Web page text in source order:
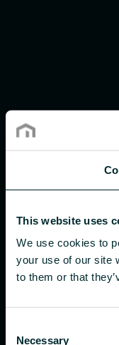
This website uses
We use cookies to
your use of our site
to them or that
Necessary